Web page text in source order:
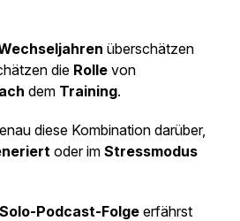
überschätzen
die Rolle von
dem Training.
diese Kombination darüber,
oder im Stressmodus
Podcast-Folge erfährst